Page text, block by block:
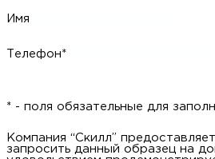
Имя
Телефон*
* - поля обязательные для
Компания “Скилл”
запросить данный образец на